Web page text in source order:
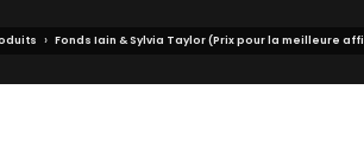
› Fonds Iain & Sylvia Taylor (Prix pour la meilleure